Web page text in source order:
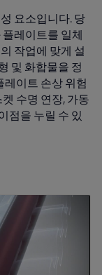
요소입니다. 당
레이트를 일체
작업에 맞게 설
및 화합물을 정
레이트 손상 위험
수명 연장, 가동
점을 누릴 수 있